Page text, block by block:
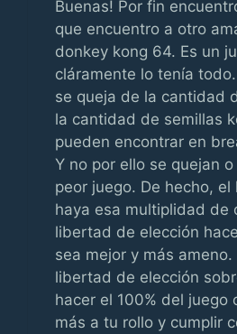
Buenas! Por fin
que encuentro a otro
donkey kong 64. Es un
cláramente lo tenía
se queja de la cantidad
la cantidad de semillas
pueden encontrar en
Y no por ello se quejan
peor juego. De hecho, el
haya esa multiplidad de
libertad de elección
sea mejor y más ameno.
libertad de elección
hacer el 100% del juego
más a tu rollo y cumplir